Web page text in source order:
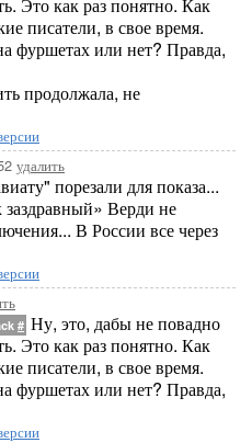
писатели, в свое время.
фуршетах или нет? Правда,
продолжала, не
удалить
порезали для показа...
Верди не
В России все через
# Ну, это, дабы не повадно
Это как раз понятно. Как
писатели, в свое время.
фуршетах или нет? Правда,